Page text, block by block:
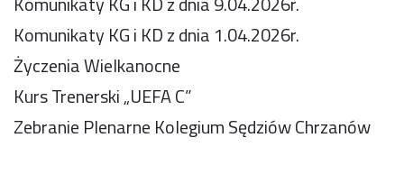
Komunikaty KG i KD z dnia 1.04.2026r.
Życzenia Wielkanocne
Kurs Trenerski „UEFA C”
Zebranie Plenarne Kolegium Sędziów Chrzanów